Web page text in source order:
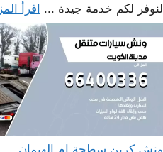
لنوفر لكم خدمة جيدة ... اقرأ
ونش كرين سطحة ام الهيمان